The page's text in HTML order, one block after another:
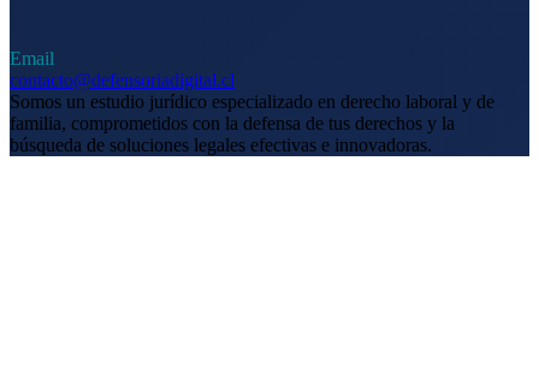
Email
contacto@defensoriadigital.cl
Somos un estudio jurídico especializado en derecho laboral y de
familia, comprometidos con la defensa de tus derechos y la
búsqueda de soluciones legales efectivas e innovadoras.